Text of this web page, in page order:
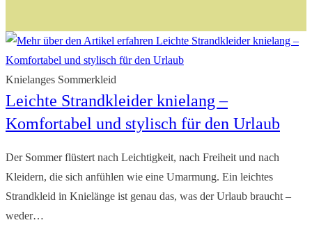
Knielanges Sommerkleid
Leichte Strandkleider knielang –
Komfortabel und stylisch für den Urlaub
Der Sommer flüstert nach Leichtigkeit, nach Freiheit und nach
Kleidern, die sich anfühlen wie eine Umarmung. Ein leichtes
Strandkleid in Knielänge ist genau das, was der Urlaub braucht –
weder…